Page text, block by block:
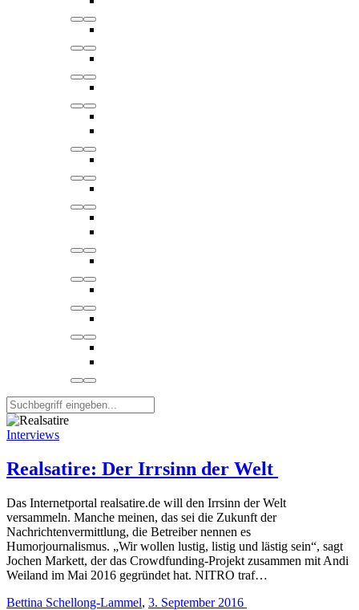
Interviews
Realsatire: Der Irrsinn der Welt
Das Internetportal realsatire.de will den Irrsinn der Welt
versammeln. Manche meinen, das sei die Zukunft der
Nachrichtenvermittlung, die Betreiber nennen es
Humorjournalismus. „Wir wollen lustig, listig und lästig sein“, sagt
Jochen Markett, der das Crowdfunding-Projekt zusammen mit Andi
Weiland im Mai 2016 gegründet hat. NITRO traf…
Bettina Schellong-Lammel, 3. September 2016